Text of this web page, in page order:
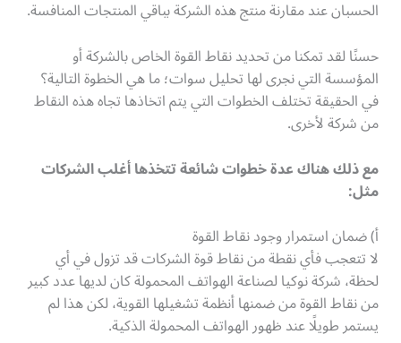
الحسبان عند مقارنة منتج هذه الشركة بباقي المنتجات المنافسة.
حسنًا لقد تمكنا من تحديد نقاط القوة الخاص بالشركة أو
المؤسسة التي نجرى لها تحليل سوات؛ ما هي الخطوة التالية؟
في الحقيقة تختلف الخطوات التي يتم اتخاذها تجاه هذه النقاط
من شركة لأخرى.
مع ذلك هناك عدة خطوات شائعة تتخذها أغلب الشركات
مثل:
أ) ضمان استمرار وجود نقاط القوة
لا تتعجب فأي نقطة من نقاط قوة الشركات قد تزول في أي
لحظة، شركة نوكيا لصناعة الهواتف المحمولة كان لديها عدد كبير
من نقاط القوة من ضمنها أنظمة تشغيلها القوية، لكن هذا لم
يستمر طويلًا عند ظهور الهواتف المحمولة الذكية.